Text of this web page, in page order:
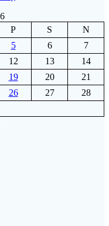
P S
N
5 6
7
12 13
14
19 20
21
26 27
28